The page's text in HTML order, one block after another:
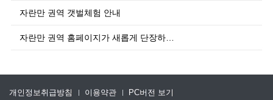
자란만 권역 갯벌체험 안내
자란만 권역 홈페이지가 새롭게 단장하…
개인정보취급방침 이용약관
PC버전 보기